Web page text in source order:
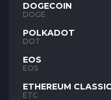
DOGECOIN
DOGE
POLKADOT
DOT
EOS
EOS
ETHEREUM CLASSIC
ETC